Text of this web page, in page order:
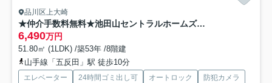
品川区上大崎
★仲介手数料無料★池田山セントラルホームズ（池田山アドレス 西・南の二方向住戸）
6,490万円
51.80㎡ (1LDK) /築53年 /8階建
山手線「五反田」駅 徒歩10分
エレベーター 24時間ゴミ出し可 オートロック
防犯カメラ